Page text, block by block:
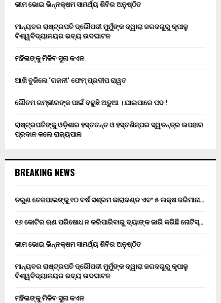
ଭୀମ ଭୋଇ ଭିନ୍ନକ୍ଷମ ସାମର୍ଥ୍ୟ ଶିବିର ଅନୁଷ୍ଠିତ
ମାନ୍ୟବର ରାଷ୍ଟ୍ରପତି ଦ୍ରୌପଦୀ ମୁର୍ମୁଙ୍କ ଦ୍ୱାରା ଜଗଦଗୁରୁ କୃପାଳୁ
ବିଶ୍ୱବିଦ୍ୟାଳୟର ଭବ୍ୟ ଉଦଘାଟନ
ମହିଳାଙ୍କୁ ମିଳିବ ସୁନା କଏନ
ଆଖି ବୁଜିଲେ ‘ଗଜନୀ’ ଫେମ୍ ପ୍ରଦୀପ ରାୱତ
ଗୌତମ ଗମ୍ଭୀରଙ୍କ ପାଇଁ ବଢୁଛି ଅଡୁଆ । ଯାଇପାରେ ପଦ !
ରାଷ୍ଟ୍ରପତିଙ୍କୁ ଓଡ଼ିଶାର ହସ୍ତତନ୍ତ ଓ ହସ୍ତଶିଳ୍ପର ସ୍ୱତନ୍ତ୍ର ଉପହାର
ପ୍ରଦାନ କଲେ ରାଜ୍ୟପାଳ
BREAKING NEWS
ତରୁଣ ତେଜପାଲଙ୍କୁ ୧୦ ବର୍ଷ ସଶ୍ରମ କାରାଦଣ୍ଡ ଏବଂ ₹୫ ଲକ୍ଷ ଜରିମାନା…
୧୬ କୋଟିର ଋଣ ପରିଷୋଧ ନ କରିପାରିବାରୁ ବ୍ୟାଙ୍କ ଜାରି କରିଛି ନୋଟିସ୍…
ଭୀମ ଭୋଇ ଭିନ୍ନକ୍ଷମ ସାମର୍ଥ୍ୟ ଶିବିର ଅନୁଷ୍ଠିତ
ମାନ୍ୟବର ରାଷ୍ଟ୍ରପତି ଦ୍ରୌପଦୀ ମୁର୍ମୁଙ୍କ ଦ୍ୱାରା ଜଗଦଗୁରୁ କୃପାଳୁ
ବିଶ୍ୱବିଦ୍ୟାଳୟର ଭବ୍ୟ ଉଦଘାଟନ
ମହିଳାଙ୍କୁ ମିଳିବ ସୁନା କଏନ